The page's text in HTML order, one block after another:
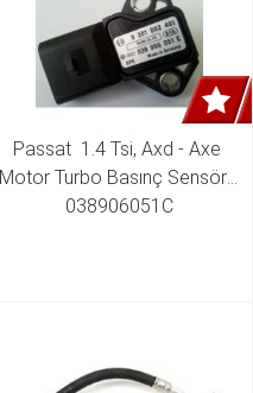
Passat  1.4 Tsi, Axd - Axe
Motor Turbo Basınç Sensörü
038906051C